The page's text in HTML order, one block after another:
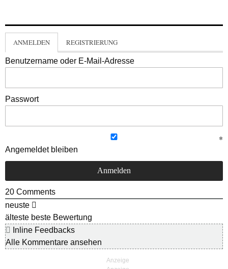
ANMELDEN REGISTRIERUNG
Benutzername oder E-Mail-Adresse
Passwort
Angemeldet bleiben
20 Comments
neuste
älteste beste Bewertung
Inline Feedbacks
Alle Kommentare ansehen